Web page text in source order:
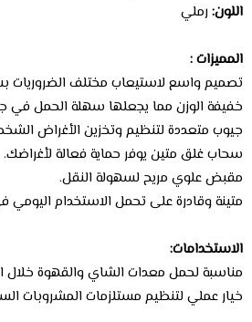
اللون: رملي
المميزات :
تصميم واسع لاستيعاب مختلف الضروريات
خفيفة الوزن مما يجعلها سهلة الحمل في
جيوب متعددة لتنظيم وتخزين الأغراض
سحاب غلق متين يوفر حماية فعالة لأغراضك.
مقبض علوي مريح لسهولة النقل.
متينة وقادرة على تحمل الاستخدام اليومي
الاستخدامات:
مناسبة لحمل معدات الشاي والقهوة خلال
خيار عملي لتنظيم مستلزمات المشروبات